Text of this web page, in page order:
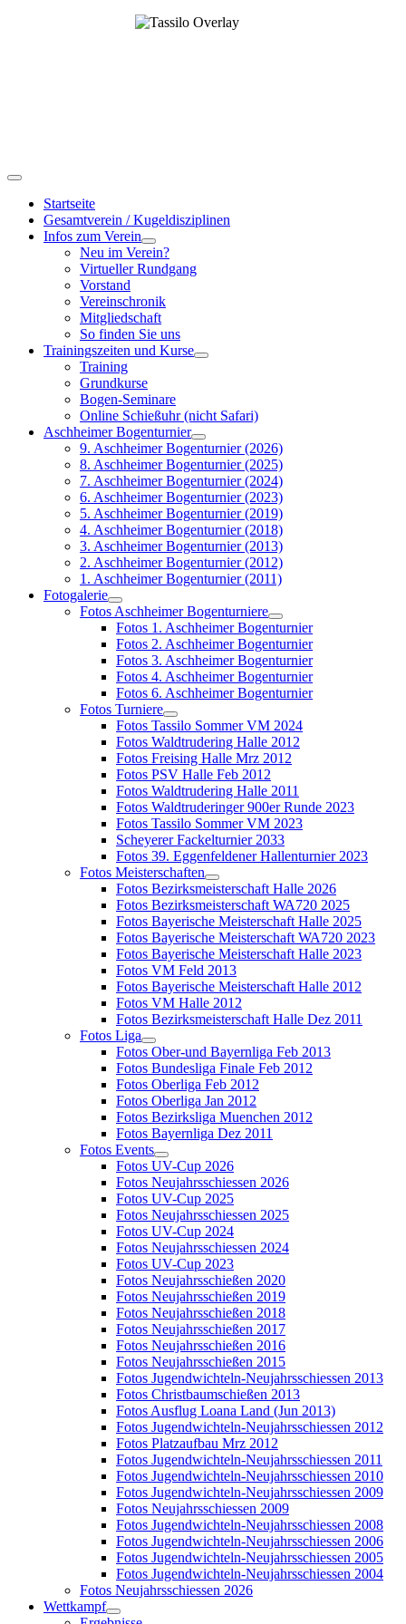
Startseite
Gesamtverein / Kugeldisziplinen
Infos zum Verein
Neu im Verein?
Virtueller Rundgang
Vorstand
Vereinschronik
Mitgliedschaft
So finden Sie uns
Trainingszeiten und Kurse
Training
Grundkurse
Bogen-Seminare
Online Schießuhr (nicht Safari)
Aschheimer Bogenturnier
9. Aschheimer Bogenturnier (2026)
8. Aschheimer Bogenturnier (2025)
7. Aschheimer Bogenturnier (2024)
6. Aschheimer Bogenturnier (2023)
5. Aschheimer Bogenturnier (2019)
4. Aschheimer Bogenturnier (2018)
3. Aschheimer Bogenturnier (2013)
2. Aschheimer Bogenturnier (2012)
1. Aschheimer Bogenturnier (2011)
Fotogalerie
Fotos Aschheimer Bogenturniere
Fotos 1. Aschheimer Bogenturnier
Fotos 2. Aschheimer Bogenturnier
Fotos 3. Aschheimer Bogenturnier
Fotos 4. Aschheimer Bogenturnier
Fotos 6. Aschheimer Bogenturnier
Fotos Turniere
Fotos Tassilo Sommer VM 2024
Fotos Waldtrudering Halle 2012
Fotos Freising Halle Mrz 2012
Fotos PSV Halle Feb 2012
Fotos Waldtrudering Halle 2011
Fotos Waldtruderinger 900er Runde 2023
Fotos Tassilo Sommer VM 2023
Scheyerer Fackelturnier 2033
Fotos 39. Eggenfeldener Hallenturnier 2023
Fotos Meisterschaften
Fotos Bezirksmeisterschaft Halle 2026
Fotos Bezirksmeisterschaft WA720 2025
Fotos Bayerische Meisterschaft Halle 2025
Fotos Bayerische Meisterschaft WA720 2023
Fotos Bayerische Meisterschaft Halle 2023
Fotos VM Feld 2013
Fotos Bayerische Meisterschaft Halle 2012
Fotos VM Halle 2012
Fotos Bezirksmeisterschaft Halle Dez 2011
Fotos Liga
Fotos Ober-und Bayernliga Feb 2013
Fotos Bundesliga Finale Feb 2012
Fotos Oberliga Feb 2012
Fotos Oberliga Jan 2012
Fotos Bezirksliga Muenchen 2012
Fotos Bayernliga Dez 2011
Fotos Events
Fotos UV-Cup 2026
Fotos Neujahrsschiessen 2026
Fotos UV-Cup 2025
Fotos Neujahrsschiessen 2025
Fotos UV-Cup 2024
Fotos Neujahrsschiessen 2024
Fotos UV-Cup 2023
Fotos Neujahrsschießen 2020
Fotos Neujahrsschießen 2019
Fotos Neujahrsschießen 2018
Fotos Neujahrsschießen 2017
Fotos Neujahrsschießen 2016
Fotos Neujahrsschießen 2015
Fotos Jugendwichteln-Neujahrsschiessen 2013
Fotos Christbaumschießen 2013
Fotos Ausflug Loana Land (Jun 2013)
Fotos Jugendwichteln-Neujahrsschiessen 2012
Fotos Platzaufbau Mrz 2012
Fotos Jugendwichteln-Neujahrsschiessen 2011
Fotos Jugendwichteln-Neujahrsschiessen 2010
Fotos Jugendwichteln-Neujahrsschiessen 2009
Fotos Neujahrsschiessen 2009
Fotos Jugendwichteln-Neujahrsschiessen 2008
Fotos Jugendwichteln-Neujahrsschiessen 2006
Fotos Jugendwichteln-Neujahrsschiessen 2005
Fotos Jugendwichteln-Neujahrsschiessen 2004
Fotos Neujahrsschiessen 2026
Wettkampf